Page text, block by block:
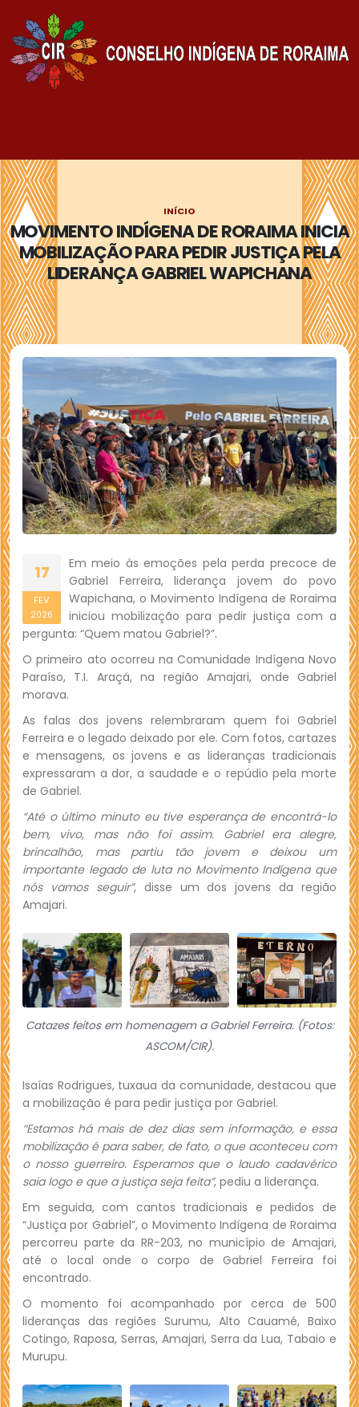
MOVIMENTO INDÍGENA DE RORAIMA INICIA
MOBILIZAÇÃO PARA PEDIR JUSTIÇA PELA
LIDERANÇA GABRIEL WAPICHANA
INÍCIO
17
FEV
2026
Em meio às emoções pela perda precoce de
Gabriel Ferreira, liderança jovem do povo
Wapichana, o Movimento Indígena de Roraima
iniciou mobilização para pedir justiça com a
pergunta: “Quem matou Gabriel?”.
O primeiro ato ocorreu na Comunidade Indígena Novo
Paraíso, T.I. Araçá, na região Amajari, onde Gabriel
morava.
As falas dos jovens relembraram quem foi Gabriel
Ferreira e o legado deixado por ele. Com fotos, cartazes
e mensagens, os jovens e as lideranças tradicionais
expressaram a dor, a saudade e o repúdio pela morte
de Gabriel.
“Até o último minuto eu tive esperança de encontrá-lo
bem, vivo, mas não foi assim. Gabriel era alegre,
brincalhão, mas partiu tão jovem e deixou um
importante legado de luta no Movimento Indígena que
nós vamos seguir”, disse um dos jovens da região
Amajari.
Catazes feitos em homenagem a Gabriel Ferreira. (Fotos:
ASCOM/CIR).
Isaías Rodrigues, tuxaua da comunidade, destacou que
a mobilização é para pedir justiça por Gabriel.
“Estamos há mais de dez dias sem informação, e essa
mobilização é para saber, de fato, o que aconteceu com
o nosso guerreiro. Esperamos que o laudo cadavérico
saia logo e que a justiça seja feita”, pediu a liderança.
Em seguida, com cantos tradicionais e pedidos de
“Justiça por Gabriel”, o Movimento Indígena de Roraima
percorreu parte da RR-203, no município de Amajari,
até o local onde o corpo de Gabriel Ferreira foi
encontrado.
O momento foi acompanhado por cerca de 500
lideranças das regiões Surumu, Alto Cauamé, Baixo
Cotingo, Raposa, Serras, Amajari, Serra da Lua, Tabaio e
Murupu.